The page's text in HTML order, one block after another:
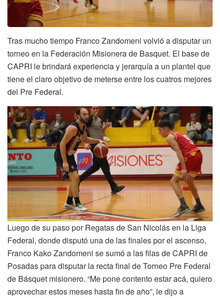
Tras mucho tiempo Franco Zandomeni volvió a disputar un
torneo en la Federación Misionera de Basquet. El base de
CAPRI le brindará experiencia y jerarquía a un plantel que
tiene el claro objetivo de meterse entre los cuatros mejores
del Pre Federal.
Luego de su paso por Regatas de San Nicolás en la Liga
Federal, donde disputó una de las finales por el ascenso,
Franco Kako Zandomeni se sumó a las filas de CAPRI de
Posadas para disputar la recta final de Torneo Pre Federal
de Básquet misionero. “Me pone contento estar acá, quiero
aprovechar estos meses hasta fin de año”, le dijo a